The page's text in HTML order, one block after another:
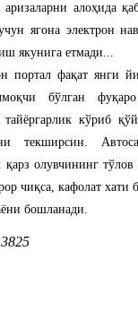
алоҳида
ягона электрон
якунига етмади...
портал фақат янги
бўлган
кўриб
текширсин.
олувчининг тўлов
чиқса, кафолат хати
бошланади.